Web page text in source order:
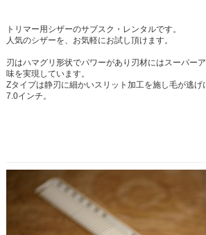
トリマー用シザーのサブスク・レンタルです。
人気のシザーを、お気軽にお試し頂けます。
刃はハマグリ形状でパワーがあり刃材にはスーパー
味を実現しています。
Zタイプは静刃に細かいスリット加工を施し毛が逃げ
7.0インチ。